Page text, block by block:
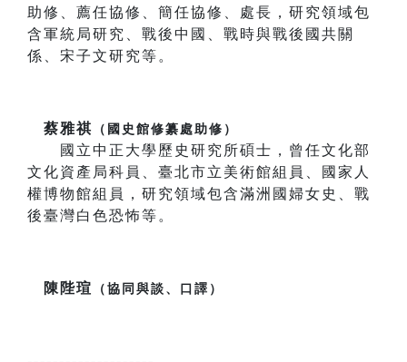
助修、薦任協修、簡任協修、處長，研究領域包
含軍統局研究、戰後中國、戰時與戰後國共關
係、宋子文研究等。
蔡雅祺 （國史館修纂處助修）
國立中正大學歷史研究所碩士，曾任文化部
文化資產局科員、臺北市立美術館組員、國家人
權博物館組員，研究領域包含滿洲國婦女史、戰
後臺灣白色恐怖等。
陳陛瑄 （協同與談、口譯）